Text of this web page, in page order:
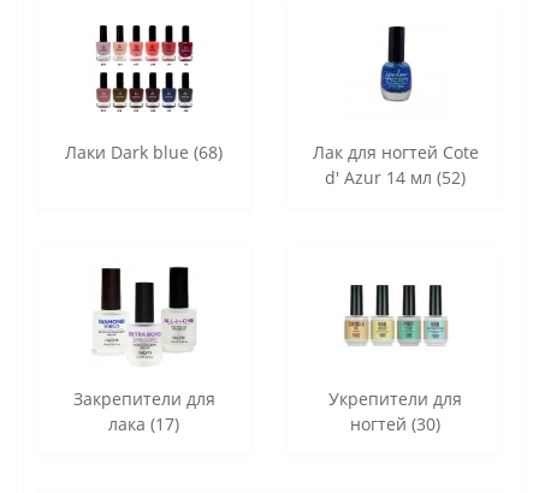
Лаки Dark blue (68)
Лак для ногтей Cote
d' Azur 14 мл (52)
Закрепители для
лака (17)
Укрепители для
ногтей (30)